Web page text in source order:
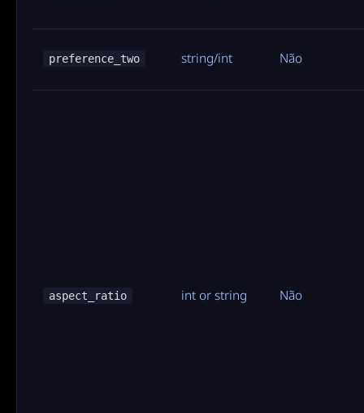
preference_two string/int Não
aspect_ratio int or string Não